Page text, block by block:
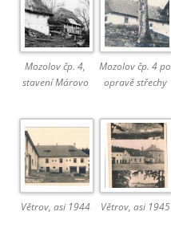
Mozolov čp. 4,
stavení Márovo
Mozolov čp. 4 po
opravě střechy
Větrov, asi 1944 Větrov, asi 1945